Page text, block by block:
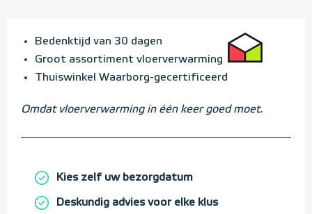
Bedenktijd van 30 dagen
Groot assortiment vloerverwarming
Thuiswinkel Waarborg-gecertificeerd
Omdat vloerverwarming in één keer goed moet.
Kies zelf uw bezorgdatum
Deskundig advies voor elke klus